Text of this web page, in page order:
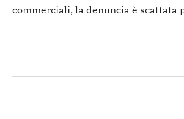
commerciali, la denuncia è scattata